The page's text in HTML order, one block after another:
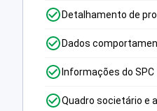
Detalhamento de
Dados
Informações do SPC
Quadro societário e